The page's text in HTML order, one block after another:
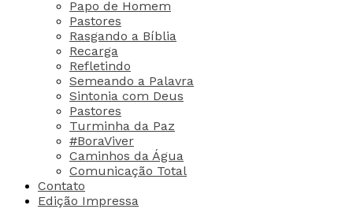
Papo de Homem
Pastores
Rasgando a Bíblia
Recarga
Refletindo
Semeando a Palavra
Sintonia com Deus
Pastores
Turminha da Paz
#BoraViver
Caminhos da Água
Comunicação Total
Contato
Edição Impressa